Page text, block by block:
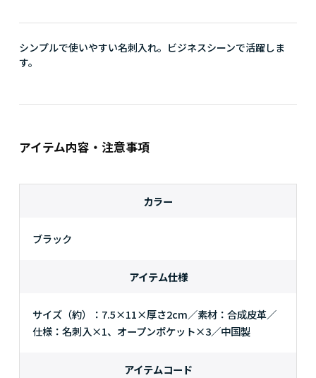
シンプルで使いやすい名刺入れ。ビジネスシーンで活躍しま
す。
アイテム内容・注意事項
カラー
ブラック
アイテム仕様
サイズ（約）：7.5×11×厚さ2cm／素材：合成皮革／
仕様：名刺入×1、オープンポケット×3／中国製
アイテムコード